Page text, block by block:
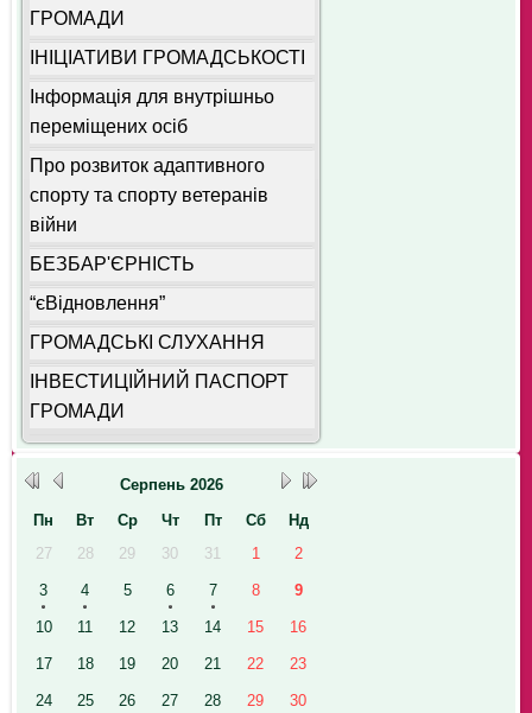
ГРОМАДИ
ІНІЦІАТИВИ ГРОМАДСЬКОСТІ
Інформація для внутрішньо
переміщених осіб
Про розвиток адаптивного
спорту та спорту ветеранів
війни
БЕЗБАР'ЄРНІСТЬ
“єВідновлення”
ГРОМАДСЬКІ СЛУХАННЯ
ІНВЕСТИЦІЙНИЙ ПАСПОРТ
ГРОМАДИ
Серпень 2026
Пн
Вт Ср Чт Пт Сб
Нд
27
28 29 30 31 1 2
3 4 5 6 7 8 9
10 11 12 13 14 15 16
17 18 19 20 21 22 23
24 25 26 27 28 29 30